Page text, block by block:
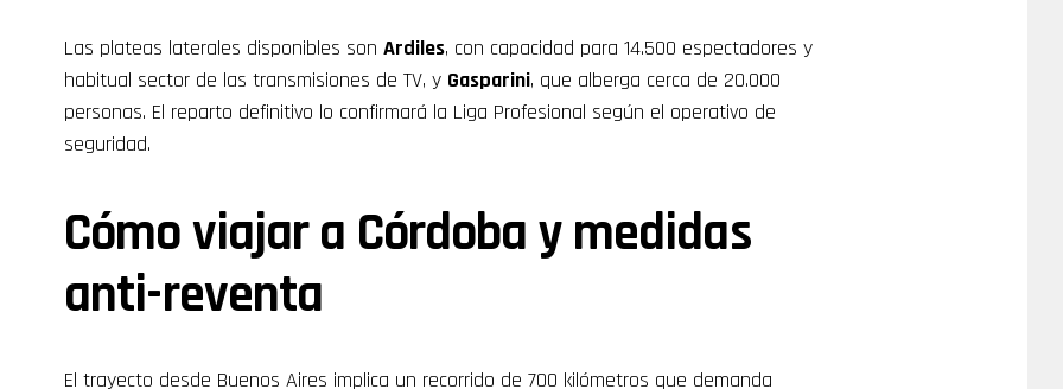
Las plateas laterales disponibles son Ardiles, con capacidad para 14.500 espectadores y
habitual sector de las transmisiones de TV, y Gasparini, que alberga cerca de 20.000
personas. El reparto definitivo lo confirmará la Liga Profesional según el operativo de
seguridad.
Cómo viajar a Córdoba y medidas
anti-reventa
El trayecto desde Buenos Aires implica un recorrido de 700 kilómetros que demanda